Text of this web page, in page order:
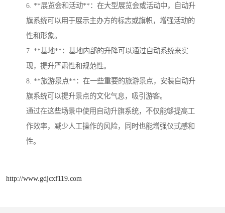
6. **展览会和活动**：在大型展览会或活动中，自动升
旗系统可以用于展示主办方的标志或旗帜，增强活动的
性和形象。
7. **基地**：基地内部的升降可以通过自动系统来实
现，提升严肃性和规范性。
8. **旅游景点**：在一些重要的旅游景点，安装自动升
旗系统可以提升景点的文化气息，吸引游客。
通过在这些场景中使用自动升旗系统，不仅能够提高工
作效率，减少人工操作的风险，同时也能增强仪式感和
性。
http://www.gdjcxf119.com